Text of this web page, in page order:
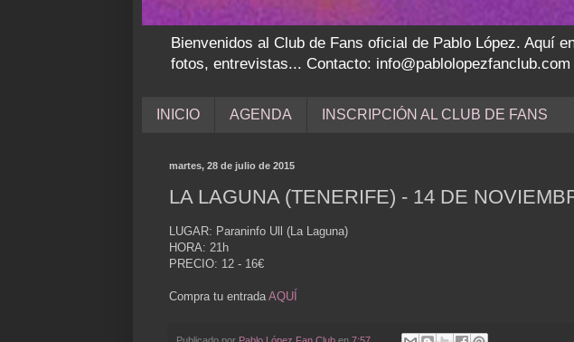
Bienvenidos al Club de Fans oficial de Pablo López. Aquí
fotos, entrevistas... Contacto: info@pablolopezfanclub.com
INICIO AGENDA INSCRIPCIÓN AL CLUB DE FANS
martes, 28 de julio de 2015
LA LAGUNA (TENERIFE) - 14 DE
LUGAR: Paraninfo Ull (La Laguna)
HORA: 21h
PRECIO: 12 - 16€
Compra tu entradaAQUÍ